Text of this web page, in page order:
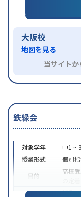
大阪校
地図を見る
当サイト
鉄緑会
対象学年 中1 ~ 3
授業形式
個別
目的
高校
授業